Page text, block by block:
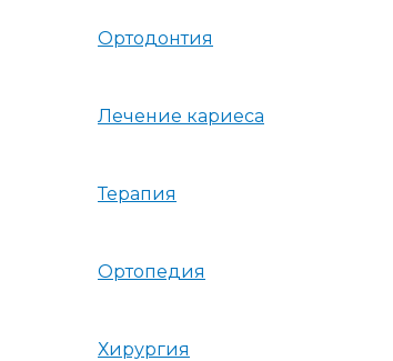
Ортодонтия
Лечение кариеса
Терапия
Ортопедия
Хирургия